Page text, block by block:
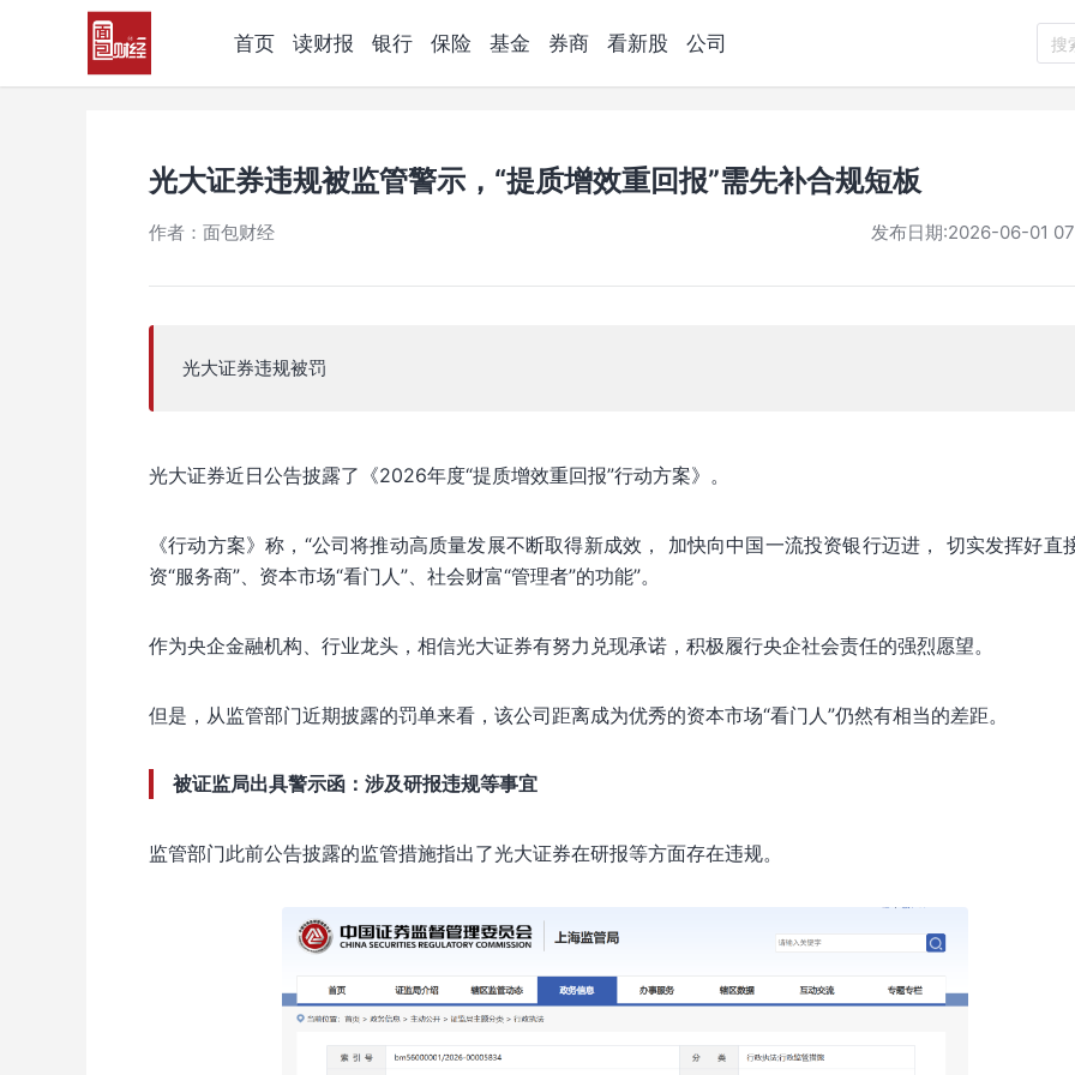
首页 读财报 银行 保险 基金 券商 看新股 公司 搜
光大证券违规被监管警示，“提质增效重回报”需先补合规短板
作者：面包财经 发布日期:2026-06-01
光大证券违规被罚
光大证券近日公告披露了《2026年度“提质增效重回报”行动方案》。
《行动方案》称，“公司将推动高质量发展不断取得新成效， 加快向中国一流投资银行迈进， 切实发挥好直
资“服务商”、资本市场“看门人”、社会财富“管理者”的功能”。
作为央企金融机构、行业龙头，相信光大证券有努力兑现承诺，积极履行央企社会责任的强烈愿望。
但是，从监管部门近期披露的罚单来看，该公司距离成为优秀的资本市场“看门人”仍然有相当的差距。
被证监局出具警示函：涉及研报违规等事宜
监管部门此前公告披露的监管措施指出了光大证券在研报等方面存在违规。